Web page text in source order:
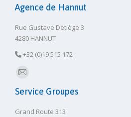
Agence de Hannut
Rue Gustave Detiège 3
4280 HANNUT
+32 (0)19 515 172
E-
mail
Service Groupes
Grand Route 313